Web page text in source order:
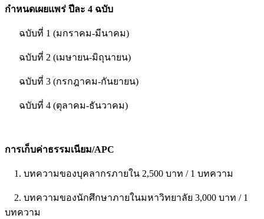
กำหนดเผยแพร่ ปีละ 4 ฉบับ
ฉบับที่ 1 (มกราคม-มีนาคม)
ฉบับที่ 2 (เมษายน-มิถุนายน)
ฉบับที่ 3 (กรกฎาคม-กันยายน)
ฉบับที่ 4 (ตุลาคม-ธันวาคม)
การเก็บค่าธรรมเนียม/APC
1. บทความของบุคลากรภายใน 2,500 บาท / 1 บทความ
2. บทความของนักศึกษาภายในมหาวิทยาลัย 3,000 บาท / 1
บทความ